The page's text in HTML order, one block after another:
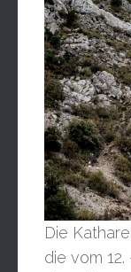
Die
die vom